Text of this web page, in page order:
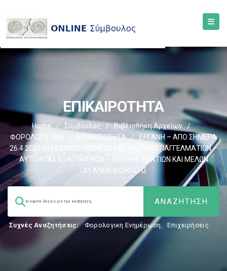
ΕΠΙΚΑΙΡΟΤΗΤΑ
Home / Σύμβουλος / Βιβλιοθήκη Αρχείων
/
ΦΟΡΟΛΟΓΙΣΤΙΚΑ
ΕΠΙΚΑΙΡΟΤΗΤΑ /
ΕΡΓΑΝΗ – ΑΠΟ ΣΗΜΕΡΑ
26.4.2021 ΟΙ ΒΕΒΑΙΩΣΗ ΚΙΝΗΣΗΣ ΕΛΕΥΘΕΡΩΝ ΕΠΑΓΓΕΛΜΑΤΙΩΝ –
ΑΥΤΟΑΠΑΣΧΟΛΟΥΜΕΝΩΝ – ΕΠΙΤΗΔΕΥΜΑΤΙΩΝ ΚΑΙ ΜΕΛΩΝ
ΟΡΓΑΝΩΝ ΔΙΟΙΚΗΣΗΣ
Συχνές Αναζητήσεις: Φορολογικη Ενημέρωση, Επιχειρήσεις